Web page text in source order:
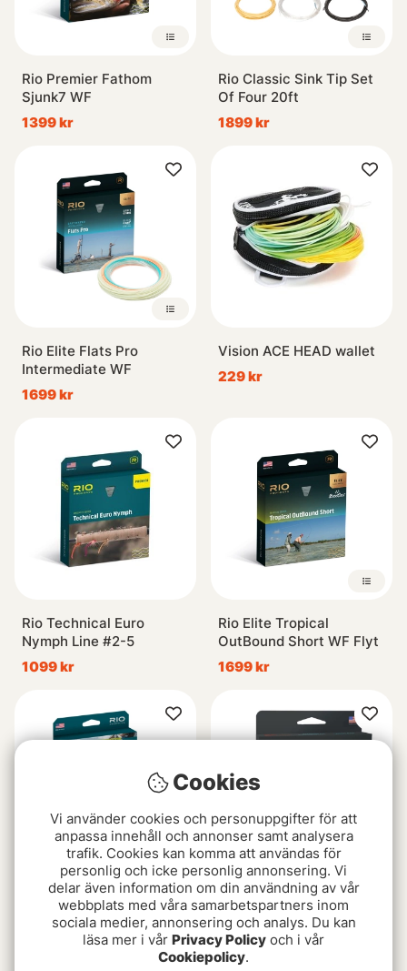
Rio Premier Fathom
Sjunk7 WF
1399 kr
Rio Classic Sink Tip Set
Of Four 20ft
1899 kr
Rio Elite Flats Pro
Intermediate WF
1699 kr
Vision ACE HEAD wallet
229 kr
Rio Technical Euro
Nymph Line #2-5
1099 kr
Rio Elite Tropical
OutBound Short WF Flyt
1699 kr
RIO Premier Gold XP
1399 kr
SA Sonar Stillwater SD
I/S3
1399 kr
Cookies
Vi använder cookies och personuppgifter för att
anpassa innehåll och annonser samt analysera
trafik. Cookies kan komma att användas för
personlig och icke personlig annonsering. Vi
delar även information om din användning av vår
webbplats med våra samarbetspartners inom
sociala medier, annonsering och analys. Du kan
läsa mer i vår Privacy Policy och i vår
Cookiepolicy.